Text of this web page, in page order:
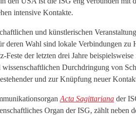
intensive Kontakte.
und künstlerischen
deren Wahl sind lokale Verbindungen
Feste der letzten drei Jahre
Durchdringung von
und zur Knüpfung neuer
Acta Sagittariana der
Organ der ISG, zählt neben